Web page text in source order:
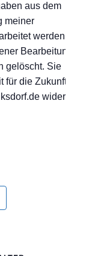
aus dem
meiner
werden. Die
Bearbeitung
gelöscht. Sie
die Zukunft per
widerrufen.